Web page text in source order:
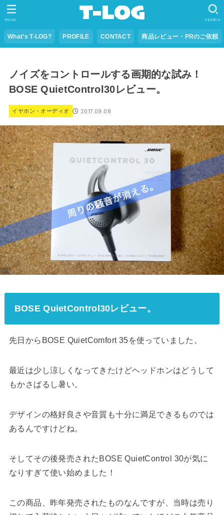
What’s T-LOG? PROFILE CONTACT 商品レビュー・PRのご依頼
SEARCH
MENU
ノイズをコントロールする画期的な試み！
BOSE QuietControl30レビュー。
イヤホン・オーディオ 2017.09.08
BOSE QuietControl30レビュー。
先日からBOSE QuietComfort 35を使っていました。
最近は少し涼しくなってきたけどヘッドホンはどうして
もかさばるし暑い。
デザインの格好良さや音質も十分に満足できるものでは
あるんですけどね。
そしてその後発売されたBOSE QuietControl 30が気に
なりすぎて使い始めました！
この商品、昨年発売されたものなんですが、当時は売り